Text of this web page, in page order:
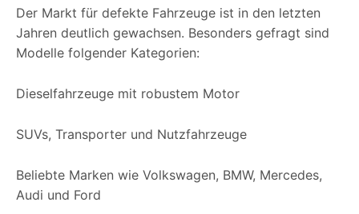
Der Markt für defekte Fahrzeuge ist in den letzten
Jahren deutlich gewachsen. Besonders gefragt sind
Modelle folgender Kategorien:
Dieselfahrzeuge mit robustem Motor
SUVs, Transporter und Nutzfahrzeuge
Beliebte Marken wie Volkswagen, BMW, Mercedes,
Audi und Ford